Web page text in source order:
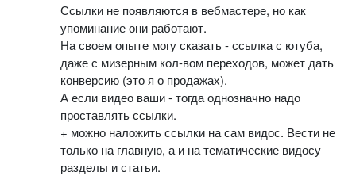
Ссылки не появляются в вебмастере, но как
упоминание они работают.
На своем опыте могу сказать - ссылка с ютуба,
даже с мизерным кол-вом переходов, может дать
конверсию (это я о продажах).
А если видео ваши - тогда однозначно надо
проставлять ссылки.
+ можно наложить ссылки на сам видос. Вести не
только на главную, а и на тематические видосу
разделы и статьи.